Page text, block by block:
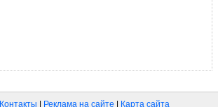
Контакты Реклама на сайте Карта сайта